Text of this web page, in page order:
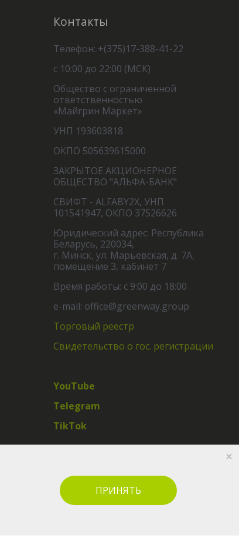
ПРИНЯТЬ
×
Контакты
Телефон: +(375)17-388-41-22
с 10:00 до 22:00 (МСК)
Общество с ограниченной
ответственностью
«Майгрин Маркет»
УНП 193603818
ОКПО 505639615000
ЗАКРЫТОЕ АКЦИОНЕРНОЕ
ОБЩЕСТВО "АЛЬФА-БАНК"
СВИФТ - ALFABY2X, УНП
101541947, ОКПО 37526626
Юридический адрес: Республика
Беларусь, 220034,
г. Минск, ул. Марьевская, д. 7А,
помещение 3, кабинет 7
Время работы: с 9:00 до 18:00
e-mail: office@greenway.group
Торговый реестр
Свидетельство о гос. регистрации
YouTube
Telegram
TikTok